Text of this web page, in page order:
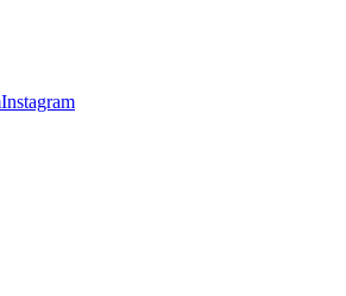
Instagram